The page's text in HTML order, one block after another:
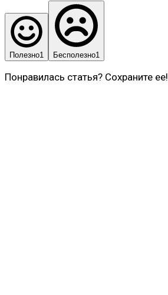
Полезно1 Бесполезно1
Понравилась статья? Сохраните ее!